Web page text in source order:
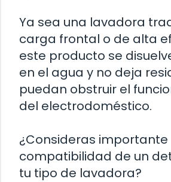
Ya sea una lavadora
carga frontal o de alta
este producto se
en el agua y no deja
puedan obstruir el
del electrodoméstico.
¿Consideras importante
compatibilidad de un
tu tipo de lavadora?